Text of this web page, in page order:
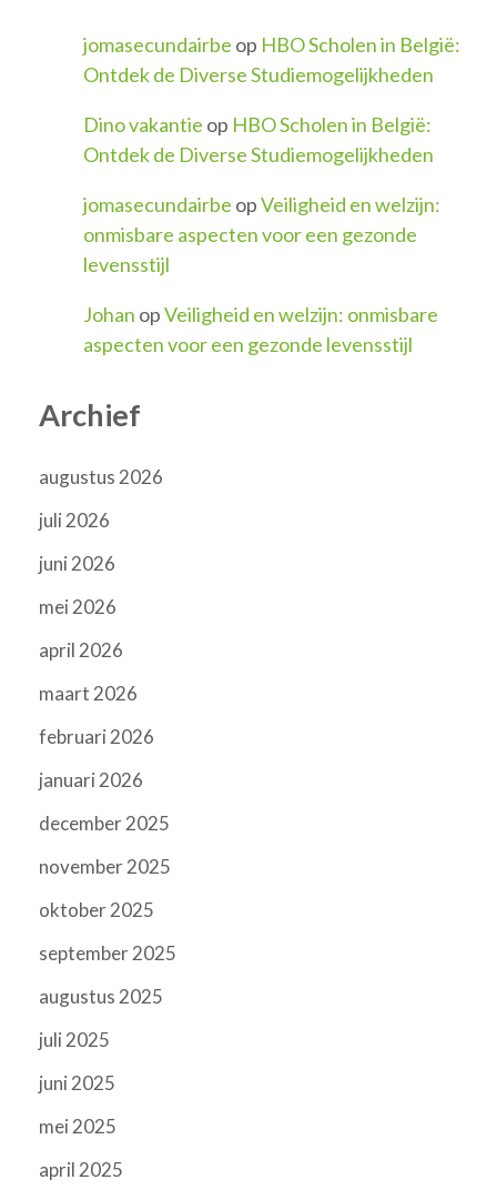
jomasecundairbe op HBO Scholen in België:
Ontdek de Diverse Studiemogelijkheden
Dino vakantie op HBO Scholen in België:
Ontdek de Diverse Studiemogelijkheden
jomasecundairbe opVeiligheid en welzijn:
onmisbare aspecten voor een gezonde
levensstijl
Johan opVeiligheid en welzijn: onmisbare
aspecten voor een gezonde levensstijl
Archief
augustus 2026
juli 2026
juni 2026
mei 2026
april 2026
maart 2026
februari 2026
januari 2026
december 2025
november 2025
oktober 2025
september 2025
augustus 2025
juli 2025
juni 2025
mei 2025
april 2025